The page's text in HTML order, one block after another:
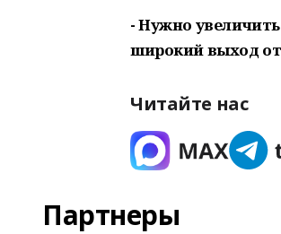
- Нужно
широкий выход
Читайте нас
Партнеры